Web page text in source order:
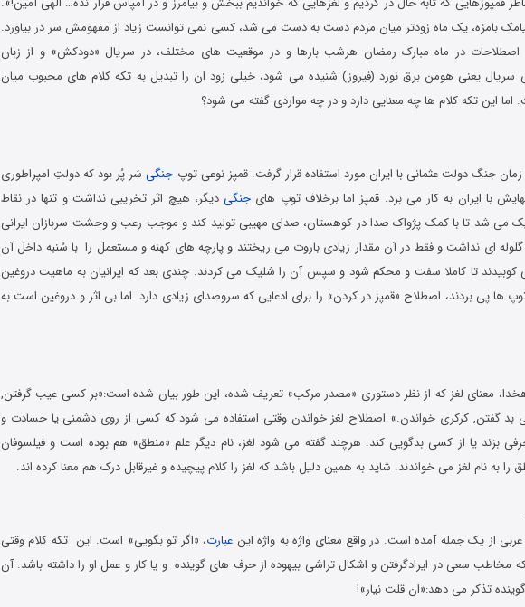
بامزه، یک ماه زودتر میان مردم دست به دست می شد، کسی نمی توانست زیاد از مفهومش سر در بیاورد.
اصطلاحات در ماه مبارک رمضان هرشب بارها و در موقعیت های مختلف، در سریال «دودکش» و از زبان
یعنی هومن برق نورد (فیروز) شنیده می شود، خیلی زود ان را تبدیل به تکه کلام های محبوب میان
اما این تکه کلام ها چه معنایی دارد و در چه مواردی گفته می شود؟
جنگ دولت عثمانی با ایران مورد استفاده قرار گرفت. قمپز نوعی توپ جنگیسَر پُر بود که دولتِ امپراطوری
با ایران به کار می برد. قمپز اما برخلاف توپ های جنگیدیگر، هیچ اثر تخریبی نداشت و تنها در نقاط
می شد تا با کمک پژواک صدا در کوهستان، صدای مهیبی تولید کند و موجب رعب و وحشت سربازان ایرانی
ای نداشت و فقط در آن مقدار زیادی باروت می ریختند و پارچه های کهنه و مستعمل را با سُنبه داخل آن
کوبیدند تا کاملا سفت و محکم شود و سپس آن را شلیک می کردند. چندی بعد که ایرانیان به ماهیت دروغین
ها پی بردند، اصطلاح «قمپز در کردن» را برای ادعایی که سروصدای زیادی دارد اما بی اثر و دروغین است به
معنای لغز که از نظر دستوری «مصدر مرکب» تعریف شده، این طور بیان شده است:«بر کسی عیب گرفتن,
بد گفتن, کرکری خواندن.» اصطلاح لغز خواندن وقتی استفاده می شود که کسی از روی دشمنی یا حسادت و
بزند یا از کسی بدگویی کند. هرچند گفته می شود لغز، نام دیگر علم «منطق» هم بوده است و فیلسوفان
را به نام لغز می خواندند. شاید به همین دلیل باشد که لغز را کلام پیچیده و غیرقابل درک هم معنا کرده اند.
از یک جمله آمده است. در واقع معنای واژه به واژه این عبارت، «اگر تو بگویی» است. این تکه کلام وقتی
مخاطب سعی در ایرادگرفتن و اشکال تراشی بیهوده از حرف های گوینده و یا کار و عمل او را داشته باشد. آن
تذکر می دهد:«ان قلت نیار»!